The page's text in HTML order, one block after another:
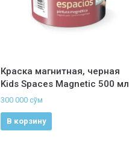
Краска магнитная, черная
Kids Spaces Magnetic 500 мл
300 000 сўм
В корзину